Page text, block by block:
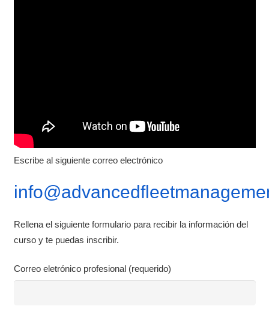
Escribe al siguiente correo electrónico
Rellena el siguiente formulario para recibir la información del
curso y te puedas inscribir.
Correo eletrónico profesional (requerido)